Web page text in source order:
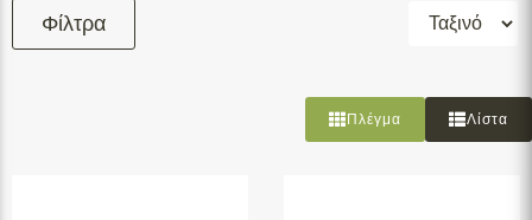
Φίλτρα
Πλέγμα Λίστα